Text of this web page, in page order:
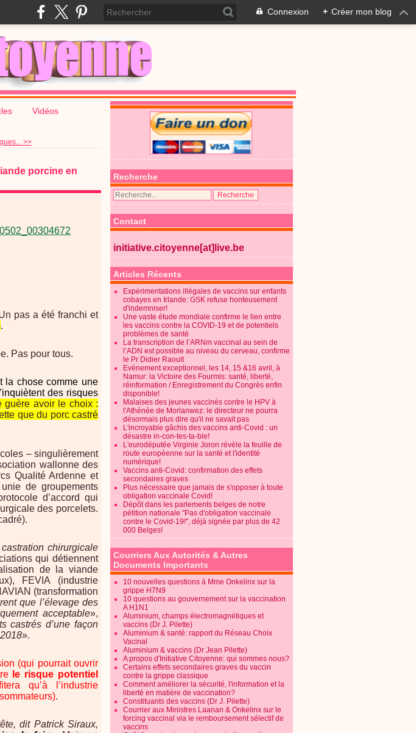
Connexion + Créer mon blog
Vidéos
>>
porcine en
pas a été franchi et
.
Pas pour tous.
la chose comme une
des risques
guère avoir le choix :
que du porc castré
– singulièrement
wallonne des
Qualité Ardenne et
de groupements
d’accord qui
des porcelets.
chirurgicale
qui détiennent
de la viande
FEVIA (industrie
(transformation
que l’élevage des
acceptable»,
castrés d’une façon
».
(qui pourrait ouvrir
le risque potentiel
qu’à l’industrie
.
dit Patrick Siraux,
Recherche
Contact
initiative.citoyenne[at]live.be
Articles Récents
Expérimentations illégales de vaccins sur enfants
cobayes en Irlande: GSK refuse honteusement
d'indemniser!
Une vaste étude mondiale confirme le lien entre
les vaccins contre la COVID-19 et de potentiels
problèmes de santé
La transcription de l’ARNm vaccinal au sein de
l’ADN est possible au niveau du cerveau, confirme
le Pr Didier Raoult
Evénement exceptionnel, les 14, 15 &16 avril, à
Namur: la Victoire des Fourmis: santé, liberté,
réinformation / Enregistrement du Congrès enfin
disponible!
Malaises des jeunes vaccinés contre le HPV à
l'Athénée de Morlanwez: le directeur ne pourra
désormais plus dire qu'il ne savait pas
L'incroyable gâchis des vaccins anti-Covid : un
désastre in-con-tes-ta-ble!
L'eurodéputée Virginie Joron révèle la feuille de
route européenne sur la santé et l'identité
numérique!
Vaccins anti-Covid: confirmation des effets
secondaires graves
Plus nécessaire que jamais de s'opposer à toute
obligation vaccinale Covid!
Dépôt dans les parlements belges de notre
pétition nationale "Pas d'obligation vaccinale
contre le Covid-19!", déjà signée par plus de 42
000 Belges!
Courriers Aux Autorités & Autres
Documents Importants
10 nouvelles questions à Mme Onkelinx sur la
grippe H7N9
10 questions au gouvernement sur la vaccination
A H1N1
Aluminium, champs électromagnétiques et
vaccins (Dr J. Pilette)
Aluminium & santé: rapport du Réseau Choix
Vacinal
Aluminium & vaccins (Dr Jean Pilette)
A propos d'Initiative Citoyenne: qui sommes nous?
Certains effets secondaires graves du vaccin
contre la grippe classique
Comment améliorer la sécurité, l'information et la
liberté en matière de vaccination?
Constituants des vaccins (Dr J. Pilette)
Courrier aux Ministres Laanan & Onkelinx sur le
forcing vaccinal via le remboursement sélectif de
vaccins